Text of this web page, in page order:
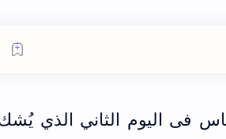
فى اليوم الثاني الذي